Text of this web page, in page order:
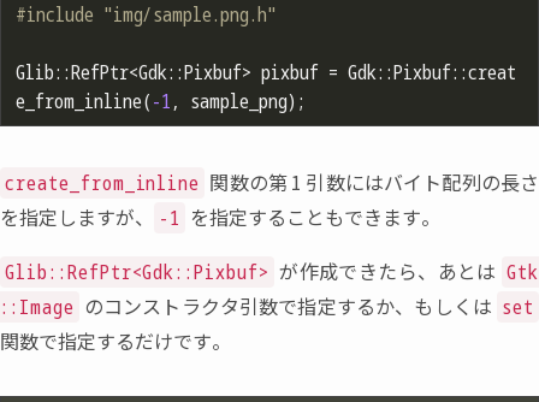
#include "img/sample.png.h"
Glib::RefPtr<Gdk::Pixbuf> pixbuf = Gdk::Pixbuf::creat
e_from_inline(-1
create_from_inline 関数の第1 引数にはバイト配列の長さ
を指定しますが、 -1 を指定することもできます。
Glib::RefPtr<Gdk::Pixbuf> が作成できたら、 あとは Gtk
::Image のコンストラクタ引数で指定するか、 もしくは set
関数で指定するだけです。